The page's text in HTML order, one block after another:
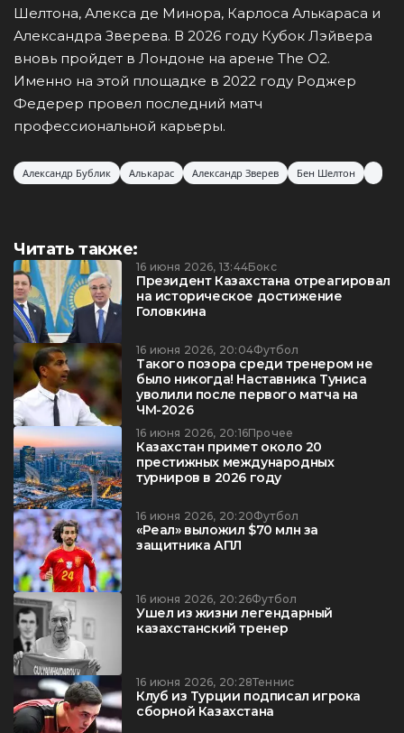
Шелтона, Алекса де Минора, Карлоса Алькараса и
Александра Зверева. В 2026 году Кубок Лэйвера
вновь пройдет в Лондоне на арене The O2.
Именно на этой площадке в 2022 году Роджер
Федерер провел последний матч
профессиональной карьеры.
Александр Бублик Алькарас Александр Зверев Бен Шелтон
Читать также:
16 июня 2026, 13:44Бокс
Президент Казахстана отреагировал
на историческое достижение
Головкина
16 июня 2026, 20:04Футбол
Такого позора среди тренером не
было никогда! Наставника Туниса
уволили после первого матча на
ЧМ-2026
16 июня 2026, 20:16Прочее
Казахстан примет около 20
престижных международных
турниров в 2026 году
16 июня 2026, 20:20Футбол
«Реал» выложил $70 млн за
защитника АПЛ
16 июня 2026, 20:26Футбол
Ушел из жизни легендарный
казахстанский тренер
16 июня 2026, 20:28Теннис
Клуб из Турции подписал игрока
сборной Казахстана